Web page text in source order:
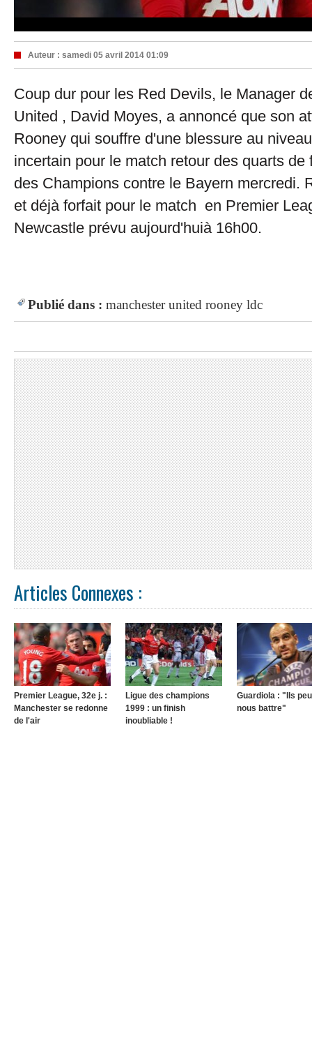
Auteur : samedi 05 avril 2014 01:09
Coup dur pour les Red Devils, le Manager
United , David Moyes, a annoncé que son
Rooney qui souffre d'une blessure au
incertain pour le match retour des quarts de
des Champions contre le Bayern mercredi.
et déjà forfait pour le match en Premier
Newcastle prévu aujourd'huià 16h00.
Publié dans : manchester united rooney ldc
Articles Connexes :
Premier League, 32e j. :
Manchester se redonne
de l'air
Ligue des champions
1999 : un finish
inoubliable !
Guardiola : "Ils
nous battre"